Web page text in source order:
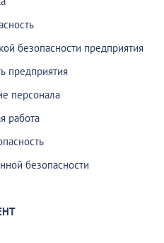
безопасности предприятия
предприятия
персонала
работа
безопасности